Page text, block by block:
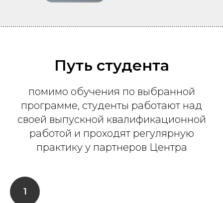
Путь студента
помимо обучения по выбранной
программе, студенты работают над
своей выпускной квалификационной
работой и проходят регулярную
практику у партнеров Центра